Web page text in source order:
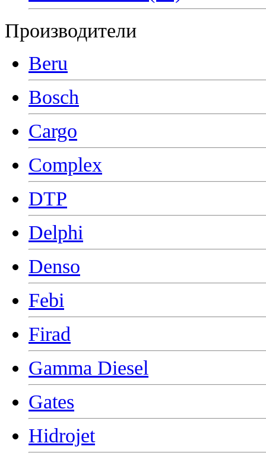
Производители
Beru
Bosch
Cargo
Complex
DTP
Delphi
Denso
Febi
Firad
Gamma Diesel
Gates
Hidrojet